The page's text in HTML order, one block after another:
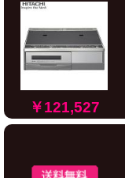
￥121,527